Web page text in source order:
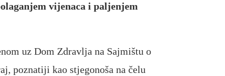
vijenaca i paljenjem
uz Dom Zdravlja na Sajmištu o
poznatiji kao stjegonoša na čelu